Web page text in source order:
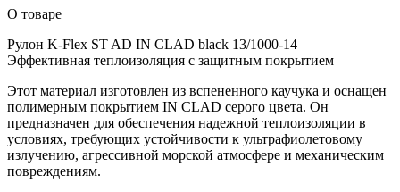
О товаре
Рулон K-Flex ST AD IN CLAD black 13/1000-14
Эффективная теплоизоляция с защитным покрытием
Этот материал изготовлен из вспененного каучука и оснащен
полимерным покрытием IN CLAD серого цвета. Он
предназначен для обеспечения надежной теплоизоляции в
условиях, требующих устойчивости к ультрафиолетовому
излучению, агрессивной морской атмосфере и механическим
повреждениям.